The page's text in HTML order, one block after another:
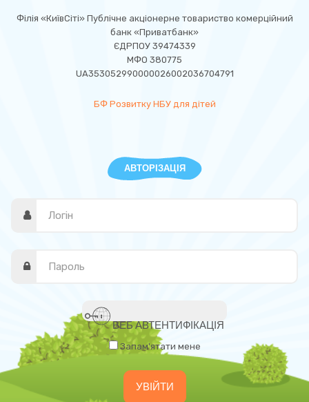
Філія «КиївСіті» Публічне акціонерне товариство комерційний
банк «Приватбанк»
ЄДРПОУ 39474339
МФО 380775
UA353052990000026002036704791
БФ Розвитку НБУ для дітей
АВТОРІЗАЦІЯ
ВЕБ АВТЕНТИФІКАЦІЯ
Запам'ятати мене